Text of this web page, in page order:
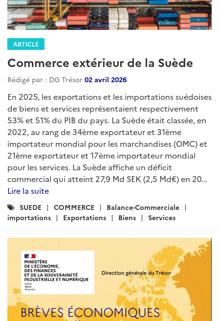
ARTICLE
Commerce extérieur de la Suède
Rédigé par : DG Trésor 02 avril 2026
En 2025, les exportations et les importations suédoises
de biens et services représentaient respectivement
53% et 51% du PIB du pays. La Suède était classée, en
2022, au rang de 34ème exportateur et 31ème
importateur mondial pour les marchandises (OMC) et
21ème exportateur et 17ème importateur mondial
pour les services. La Suède affiche un déficit
commercial qui atteint 27,9 Md SEK (2,5 Md€) en 20...
Lire la suite
Catégories
:
SUEDE COMMERCE
Balance-Commerciale
importations
Exportations Biens Services